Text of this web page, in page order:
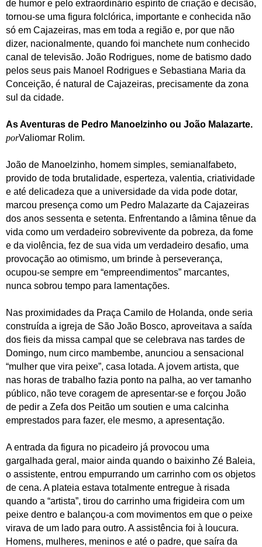
de humor e pelo extraordinário espírito de criação e decisão,
tornou-se uma figura folclórica, importante e conhecida não
só em Cajazeiras, mas em toda a região e, por que não
dizer, nacionalmente, quando foi manchete num conhecido
canal de televisão. João Rodrigues, nome de batismo dado
pelos seus pais Manoel Rodrigues e Sebastiana Maria da
Conceição, é natural de Cajazeiras, precisamente da zona
sul da cidade.
As Aventuras de Pedro Manoelzinho ou João Malazarte.
porValiomar Rolim.
João de Manoelzinho, homem simples, semianalfabeto,
provido de toda brutalidade, esperteza, valentia, criatividade
e até delicadeza que a universidade da vida pode dotar,
marcou presença como um Pedro Malazarte da Cajazeiras
dos anos sessenta e setenta. Enfrentando a lâmina tênue da
vida como um verdadeiro sobrevivente da pobreza, da fome
e da violência, fez de sua vida um verdadeiro desafio, uma
provocação ao otimismo, um brinde à perseverança,
ocupou-se sempre em “empreendimentos” marcantes,
nunca sobrou tempo para lamentações.
Nas proximidades da Praça Camilo de Holanda, onde seria
construída a igreja de São João Bosco, aproveitava a saída
dos fieis da missa campal que se celebrava nas tardes de
Domingo, num circo mambembe, anunciou a sensacional
“mulher que vira peixe”, casa lotada. A jovem artista, que
nas horas de trabalho fazia ponto na palha, ao ver tamanho
público, não teve coragem de apresentar-se e forçou João
de pedir a Zefa dos Peitão um soutien e uma calcinha
emprestados para fazer, ele mesmo, a apresentação.
A entrada da figura no picadeiro já provocou uma
gargalhada geral, maior ainda quando o baixinho Zé Baleia,
o assistente, entrou empurrando um carrinho com os objetos
de cena. A plateia estava totalmente entregue à risada
quando a “artista”, tirou do carrinho uma frigideira com um
peixe dentro e balançou-a com movimentos em que o peixe
virava de um lado para outro. A assistência foi à loucura.
Homens, mulheres, meninos e até o padre, que saíra da